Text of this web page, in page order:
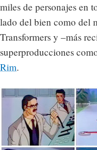
miles de personajes en
lado del bien como del
Transformers y –más
superproducciones
Rim.